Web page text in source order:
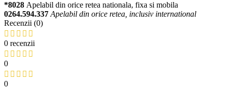
*8028 Apelabil din orice retea nationala, fixa si mobila
0264.594.337 Apelabil din orice retea, inclusiv international
Recenzii (0)
0 recenzii
0
0